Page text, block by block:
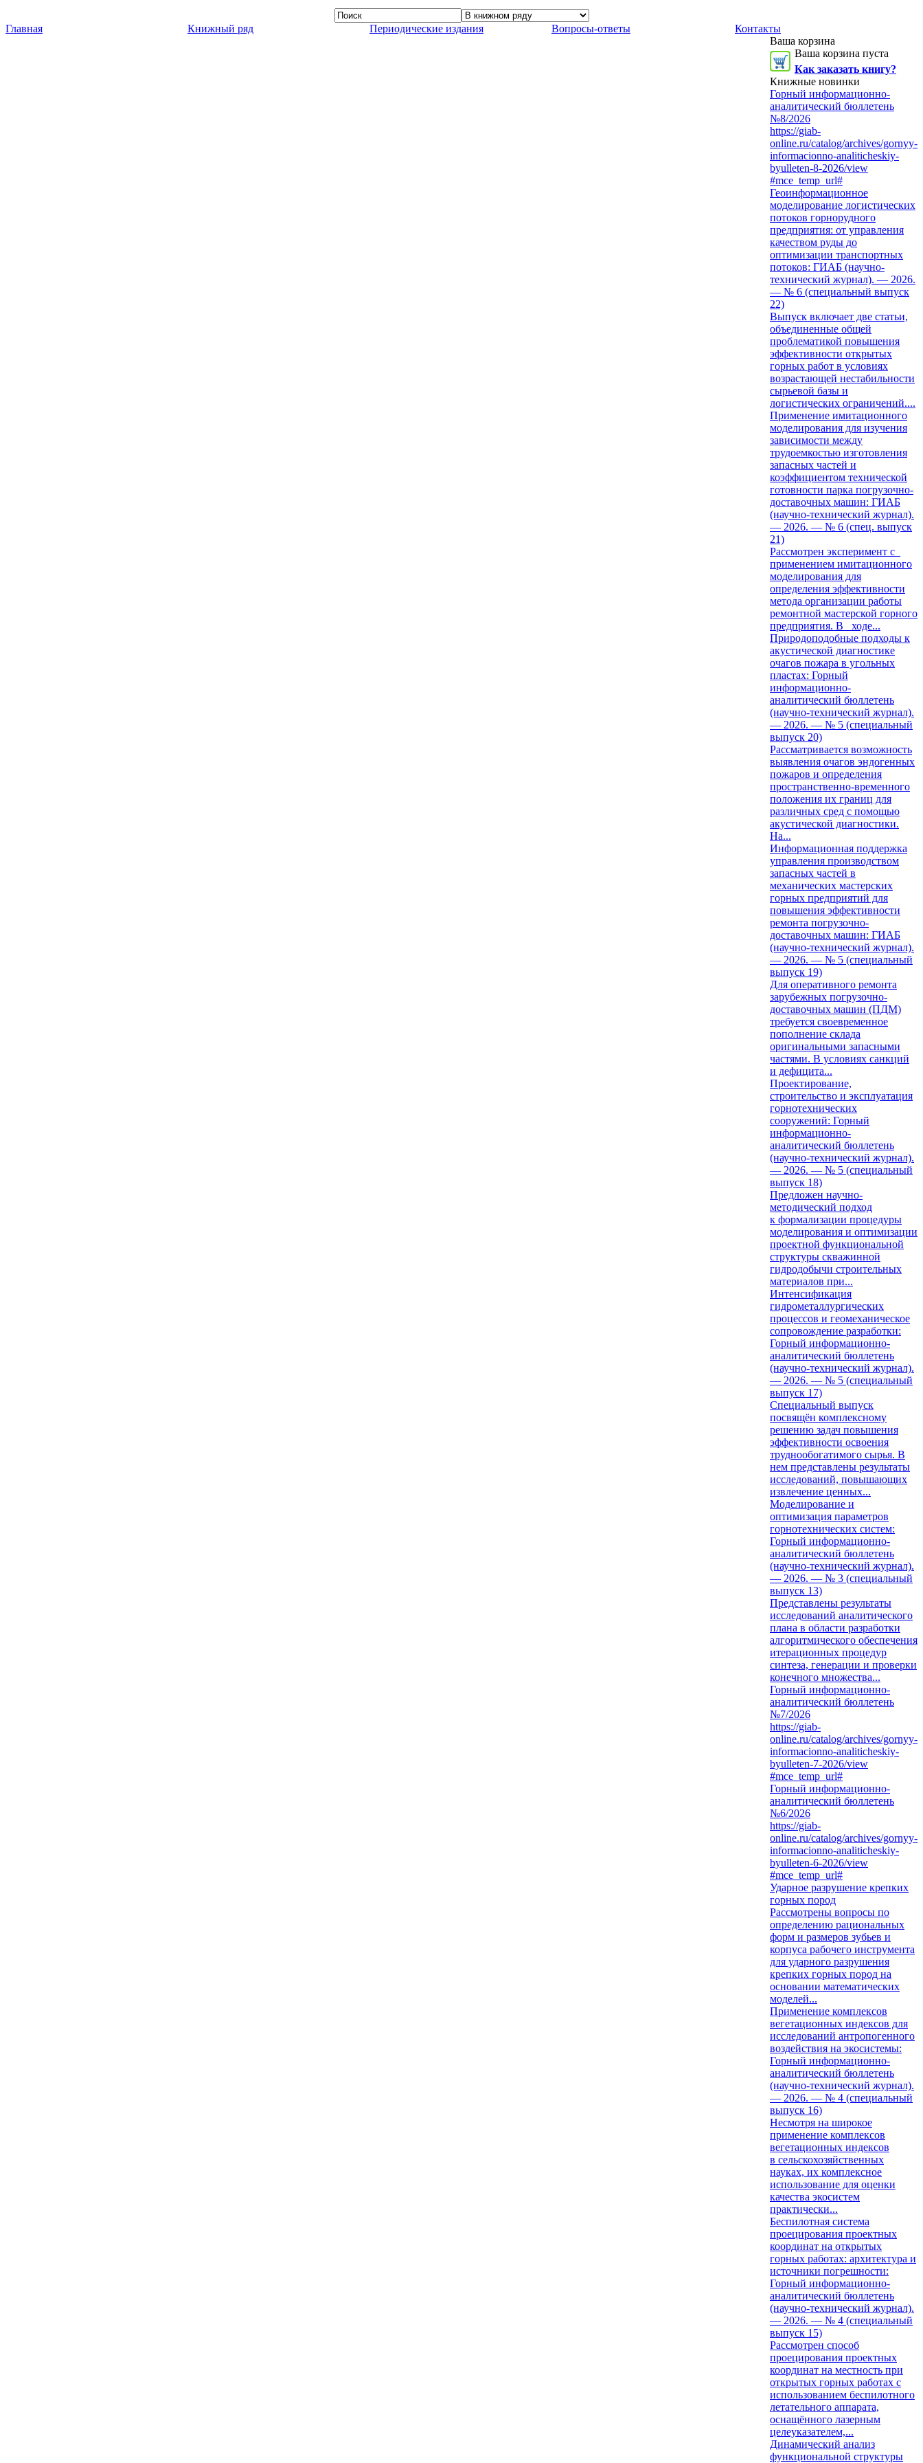
Главная Книжный ряд Периодические издания Вопросы-ответы
Контакты
Ваша корзина
Ваша корзина пуста
Как заказать книгу?
Книжные новинки
Горный информационно-
аналитический бюллетень
№8/2026
https://giab-
online.ru/catalog/archives/gornyy-
informacionno-analiticheskiy-
byulleten-8-2026/view
#mce_temp_url#
Геоинформационное
моделирование логистических
потоков горнорудного
предприятия: от управления
качеством руды до
оптимизации транспортных
потоков: ГИАБ (научно-
технический журнал). — 2026.
— № 6 (специальный выпуск
22)
Выпуск включает две статьи,
объединенные общей
проблематикой повышения
эффективности открытых
горных работ в условиях
возрастающей нестабильности
сырьевой базы и
логистических ограничений....
Применение имитационного
моделирования для изучения
зависимости между
трудоемкостью изготовления
запасных частей и
коэффициентом технической
готовности парка погрузочно-
доставочных машин: ГИАБ
(научно-технический журнал).
— 2026. — № 6 (спец. выпуск
21)
Рассмотрен эксперимент с
применением имитационного
моделирования для
определения эффективности
метода организации работы
ремонтной мастерской горного
предприятия. В ходе...
Природоподобные подходы к
акустической диагностике
очагов пожара в угольных
пластах: Горный
информационно-
аналитический бюллетень
(научно-технический журнал).
— 2026. — № 5 (специальный
выпуск 20)
Рассматривается возможность
выявления очагов эндогенных
пожаров и определения
пространственно-временного
положения их границ для
различных сред с помощью
акустической диагностики.
На...
Информационная поддержка
управления производством
запасных частей в
механических мастерских
горных предприятий для
повышения эффективности
ремонта погрузочно-
доставочных машин: ГИАБ
(научно-технический журнал).
— 2026. — № 5 (специальный
выпуск 19)
Для оперативного ремонта
зарубежных погрузочно-
доставочных машин (ПДМ)
требуется своевременное
пополнение склада
оригинальными запасными
частями. В условиях санкций
и дефицита...
Проектирование,
строительство и эксплуатация
горнотехнических
сооружений: Горный
информационно-
аналитический бюллетень
(научно-технический журнал).
— 2026. — № 5 (специальный
выпуск 18)
Предложен научно-
методический подход
к формализации процедуры
моделирования и оптимизации
проектной функциональной
структуры скважинной
гидродобычи строительных
материалов при...
Интенсификация
гидрометаллургических
процессов и геомеханическое
сопровождение разработки:
Горный информационно-
аналитический бюллетень
(научно-технический журнал).
— 2026. — № 5 (специальный
выпуск 17)
Специальный выпуск
посвящён комплексному
решению задач повышения
эффективности освоения
труднообогатимого сырья. В
нем представлены результаты
исследований, повышающих
извлечение ценных...
Моделирование и
оптимизация параметров
горнотехнических систем:
Горный информационно-
аналитический бюллетень
(научно-технический журнал).
— 2026. — № 3 (специальный
выпуск 13)
Представлены результаты
исследований аналитического
плана в области разработки
алгоритмического обеспечения
итерационных процедур
синтеза, генерации и проверки
конечного множества...
Горный информационно-
аналитический бюллетень
№7/2026
https://giab-
online.ru/catalog/archives/gornyy-
informacionno-analiticheskiy-
byulleten-7-2026/view
#mce_temp_url#
Горный информационно-
аналитический бюллетень
№6/2026
https://giab-
online.ru/catalog/archives/gornyy-
informacionno-analiticheskiy-
byulleten-6-2026/view
#mce_temp_url#
Ударное разрушение крепких
горных пород
Рассмотрены вопросы по
определению рациональных
форм и размеров зубьев и
корпуса рабочего инструмента
для ударного разрушения
крепких горных пород на
основании математических
моделей...
Применение комплексов
вегетационных индексов для
исследований антропогенного
воздействия на экосистемы:
Горный информационно-
аналитический бюллетень
(научно-технический журнал).
— 2026. — № 4 (специальный
выпуск 16)
Несмотря на широкое
применение комплексов
вегетационных индексов
в сельскохозяйственных
науках, их комплексное
использование для оценки
качества экосистем
практически...
Беспилотная система
проецирования проектных
координат на открытых
горных работах: архитектура и
источники погрешности:
Горный информационно-
аналитический бюллетень
(научно-технический журнал).
— 2026. — № 4 (специальный
выпуск 15)
Рассмотрен способ
проецирования проектных
координат на местность при
открытых горных работах с
использованием беспилотного
летательного аппарата,
оснащённого лазерным
целеуказателем,...
Динамический анализ
функциональной структуры